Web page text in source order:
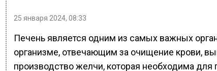
25 января 2024, 08:33
Печень является одним из самых важных
организме, отвечающим за очищение крови,
производство желчи, которая необходима